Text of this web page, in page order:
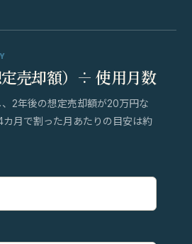
定売却額）÷ 使用月数
2年後の想定売却額が20万円な
月で割った月あたりの目安は約